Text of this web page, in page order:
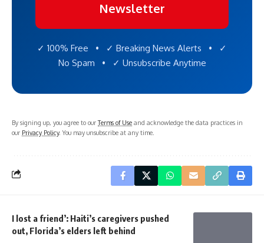
Newsletter
✓ 100% Free • ✓ Breaking News Alerts • ✓
No Spam • ✓ Unsubscribe Anytime
By signing up, you agree to ourTerms of Use and acknowledge the data practices in
our Privacy Policy. You may unsubscribe at any time.
I lost a friend’: Haiti’s caregivers pushed
out, Florida’s elders left behind